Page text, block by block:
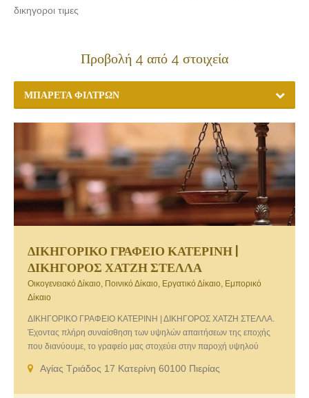
δικηγοροι τιμες
Προβολή 4 από 4 στοιχεία
ΜΠΑΡΈΤΑ ΦΊΛΤΡΩΝ
ΔΙΚΗΓΟΡΙΚΟ ΓΡΑΦΕΙΟ ΚΑΤΕΡΙΝΗ |
ΔΙΚΗΓΟΡΟΣ ΧΑΤΖΗ ΣΤΕΛΛΑ
Οικογενειακό Δίκαιο, Ποινικό Δίκαιο, Εργατικό Δίκαιο, Εμπορικό
Δίκαιο
ΔΙΚΗΓΟΡΙΚΟ ΓΡΑΦΕΙΟ ΚΑΤΕΡΙΝΗ | ΔΙΚΗΓΟΡΟΣ ΧΑΤΖΗ ΣΤΕΛΛΑ.
Έχοντας πλήρη συναίσθηση των υψηλών απαιτήσεων της εποχής
που διανύουμε, το γραφείο μας στοχεύει στην παροχή υψηλού
προσωποκεντρική και πελατοκεντρική προσέγγιση και
Αγίας Τριάδος 17 Κατερίνη 60100 Πιερίας